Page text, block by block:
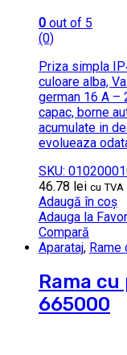
0 out of 5
(0)
Priza simpla
culoare alba,
german 16 A –
capac, borne
acumulate in
evolueaza
SKU:
46.78 lei cu TVA
Adaugă în coș
Adauga la
Compară
Aparataj, Rame
Rama
665000